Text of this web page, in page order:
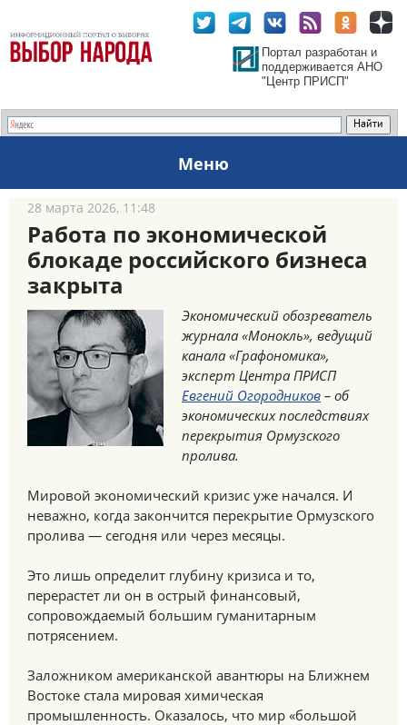
Портал разработан и
поддерживается АНО
"Центр ПРИСП"
Меню
28 марта 2026, 11:48
Работа по экономической
блокаде российского бизнеса
закрыта
Экономический обозреватель
журнала «Монокль», ведущий
канала «Графономика»,
эксперт Центра ПРИСП
Евгений Огородников – об
экономических последствиях
перекрытия Ормузского
пролива.
Мировой экономический кризис уже начался. И
неважно, когда закончится перекрытие Ормузского
пролива — сегодня или через месяцы.
Это лишь определит глубину кризиса и то,
перерастет ли он в острый финансовый,
сопровождаемый большим гуманитарным
потрясением.
Заложником американской авантюры на Ближнем
Востоке стала мировая химическая
промышленность. Оказалось, что мир «большой